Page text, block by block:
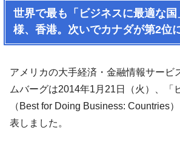
世界で最も「ビジネスに最適な国
様、香港。次いでカナダが第2位
アメリカの大手経済・金融情報サービ
ムバーグは2014年1月21日（火）、「
（Best for Doing Business: Countries
表しました。